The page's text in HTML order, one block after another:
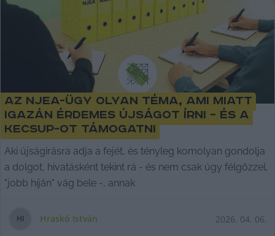
Az NJEA-ügy olyan téma, ami miatt
igazán érdemes újságot írni – és a
KecsUP-ot támogatni
Aki újságírásra adja a fejét, és tényleg komolyan gondolja
a dolgot, hivatásként tekint rá - és nem csak úgy félgőzzel,
"jobb híján" vág bele -, annak
HI Hraskó István 2026. 04. 06.